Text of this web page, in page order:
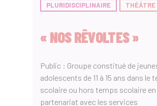
PLURIDISCIPLINAIRE
THÉÂTRE
« NOS RÊVOLTES »
Public : Groupe constitué de
adolescents de 11 à 15 ans dans le
scolaire ou hors temps scolaire en
partenariat avec les services